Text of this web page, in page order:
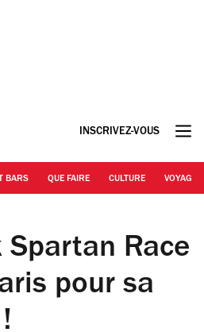
INSCRIVEZ-VOUS
BARS QUE FAIRE CULTURE VOYAGE
Spartan Race
pour sa